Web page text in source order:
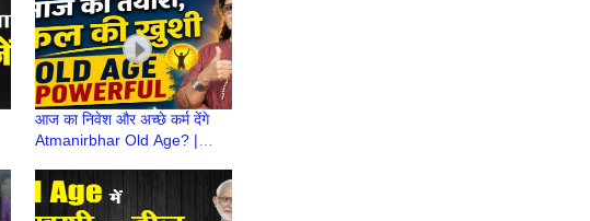
आज का निवेश और अच्छे कर्म देंगे
Atmanirbhar Old Age? |
| Retirement Ke Baad